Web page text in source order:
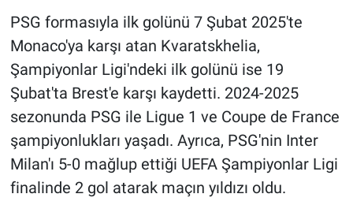
PSG formasıyla ilk golünü 7 Şubat 2025'te
Monaco'ya karşı atan Kvaratskhelia,
Şampiyonlar Ligi'ndeki ilk golünü ise 19
Şubat'ta Brest'e karşı kaydetti. 2024-2025
sezonunda PSG ile Ligue 1 ve Coupe de France
şampiyonlukları yaşadı. Ayrıca, PSG'nin Inter
Milan'ı 5-0 mağlup ettiği UEFA Şampiyonlar Ligi
finalinde 2 gol atarak maçın yıldızı oldu.